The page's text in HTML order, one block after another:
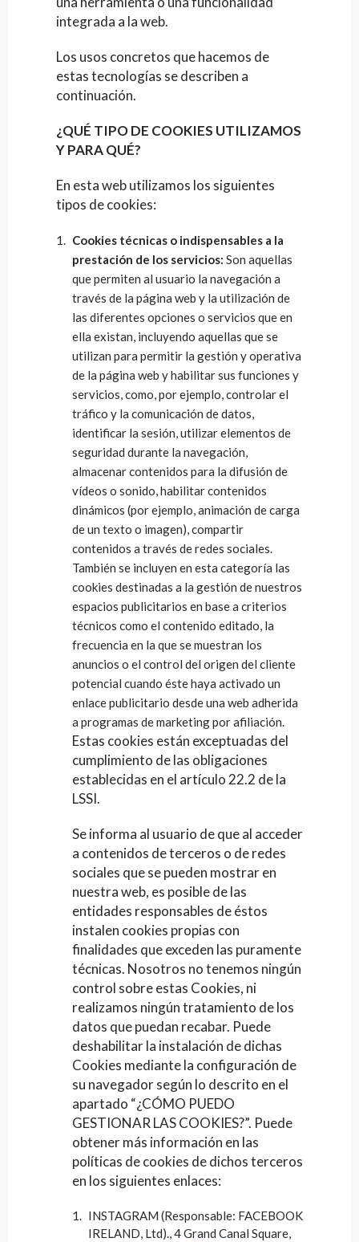
integrada a la web.
Los usos concretos que hacemos de
estas tecnologías se describen a
continuación.
¿QUÉ TIPO DE COOKIES UTILIZAMOS
Y PARA QUÉ?
En esta web utilizamos los siguientes
tipos de cookies:
Cookies técnicas o indispensables a la
prestación de los servicios: Son aquellas
que permiten al usuario la navegación a
través de la página web y la utilización de
las diferentes opciones o servicios que en
ella existan, incluyendo aquellas que se
utilizan para permitir la gestión y operativa
de la página web y habilitar sus funciones y
servicios, como, por ejemplo, controlar el
tráfico y la comunicación de datos,
identificar la sesión, utilizar elementos de
seguridad durante la navegación,
almacenar contenidos para la difusión de
vídeos o sonido, habilitar contenidos
dinámicos (por ejemplo, animación de carga
de un texto o imagen), compartir
contenidos a través de redes sociales.
También se incluyen en esta categoría las
cookies destinadas a la gestión de nuestros
espacios publicitarios en base a criterios
técnicos como el contenido editado, la
frecuencia en la que se muestran los
anuncios o el control del origen del cliente
potencial cuando éste haya activado un
enlace publicitario desde una web adherida
a programas de marketing por afiliación.
Estas cookies están exceptuadas del
cumplimiento de las obligaciones
establecidas en el artículo 22.2 de la
LSSI.
Se informa al usuario de que al acceder
a contenidos de terceros o de redes
sociales que se pueden mostrar en
nuestra web, es posible de las
entidades responsables de éstos
instalen cookies propias con
finalidades que exceden las puramente
técnicas. Nosotros no tenemos ningún
control sobre estas Cookies, ni
realizamos ningún tratamiento de los
datos que puedan recabar. Puede
deshabilitar la instalación de dichas
Cookies mediante la configuración de
su navegador según lo descrito en el
apartado “¿CÓMO PUEDO
GESTIONAR LAS COOKIES?”. Puede
obtener más información en las
políticas de cookies de dichos terceros
en los siguientes enlaces:
INSTAGRAM (Responsable: FACEBOOK
IRELAND, Ltd)., 4 Grand Canal Square,